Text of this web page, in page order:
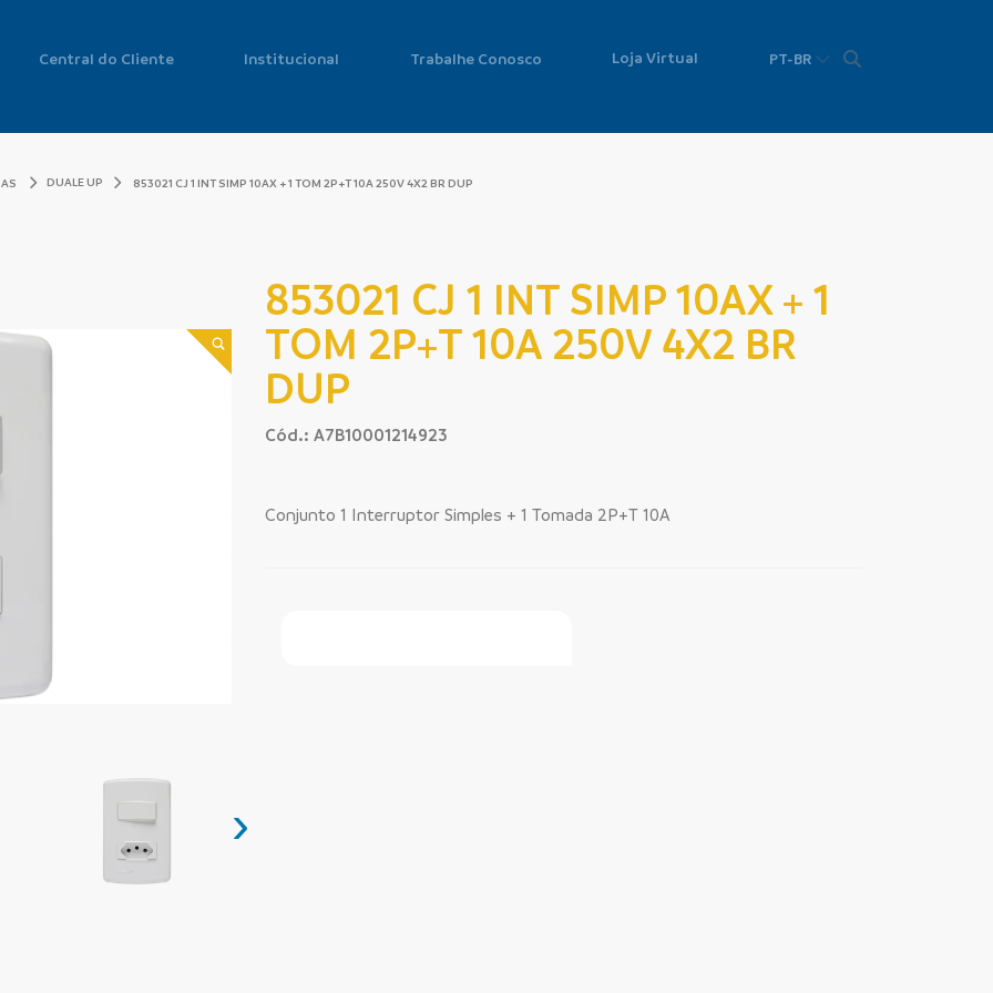
Central do Cliente Institucional Trabalhe Conosco Loja Virtual PT-BR
DUALE UP 853021 CJ 1 INT SIMP 10AX + 1 TOM 2P+T 10A 250V 4X2 BR DUP
›
853021 CJ 1 INT SIMP 10AX + 1
TOM 2P+T 10A 250V 4X2 BR
DUP
Cód.: A7B10001214923
Conjunto 1 Interruptor Simples + 1 Tomada 2P+T 10A